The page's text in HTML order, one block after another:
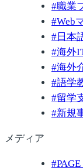
#職業
#Web
# 日本
#海外
#海外
#語学
#留学
#新規
メディア
#